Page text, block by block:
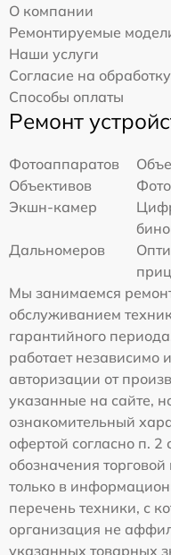
О компании
Ремонтируемые
Наши услуги
Согласие на
Способы оплаты
Ремонт
Фотоаппаратов
Объективов
Экшн-камер
Дальномеров
Мы занимаемся
обслуживанием
гарантийного
работает независимо
авторизации от
указанные на сайте,
ознакомительный
офертой согласно п.
обозначения
только в
перечень техники, с
организация не
указанных товарных